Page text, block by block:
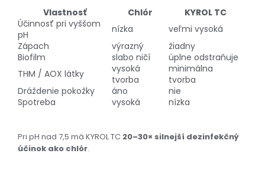
Vlastnosť Chlór
KYROL TC
Účinnosť pri vyššom
pH
nízka
veľmi vysoká
Zápach
výrazný
žiadny
Biofilm
slabo ničí
úplne odstraňuje
THM / AOX látky
vysoká
tvorba
minimálna
tvorba
Dráždenie pokožky
áno
nie
Spotreba
vysoká nízka
Pri pH nad 7,5 má KYROL TC 20–30× silnejší dezinfekčný
účinok ako chlór.